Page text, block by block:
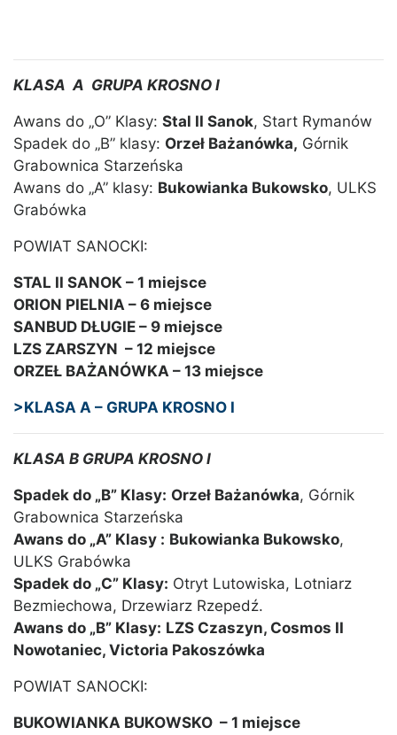
KLASA A GRUPA KROSNO I
Awans do „O” Klasy: Stal II Sanok, Start Rymanów
Spadek do „B” klasy: Orzeł Bażanówka, Górnik
Grabownica Starzeńska
Awans do „A” klasy: Bukowianka Bukowsko, ULKS
Grabówka
POWIAT SANOCKI:
STAL II SANOK – 1 miejsce
ORION PIELNIA – 6 miejsce
SANBUD DŁUGIE – 9 miejsce
LZS ZARSZYN – 12 miejsce
ORZEŁ BAŻANÓWKA – 13 miejsce
>KLASA A – GRUPA KROSNO I
KLASA B GRUPA KROSNO I
Spadek do „B” Klasy: Orzeł Bażanówka, Górnik
Grabownica Starzeńska
Awans do „A” Klasy : Bukowianka Bukowsko,
ULKS Grabówka
Spadek do „C” Klasy: Otryt Lutowiska, Lotniarz
Bezmiechowa, Drzewiarz Rzepedź.
Awans do „B” Klasy: LZS Czaszyn, Cosmos II
Nowotaniec, Victoria Pakoszówka
POWIAT SANOCKI:
BUKOWIANKA BUKOWSKO – 1 miejsce